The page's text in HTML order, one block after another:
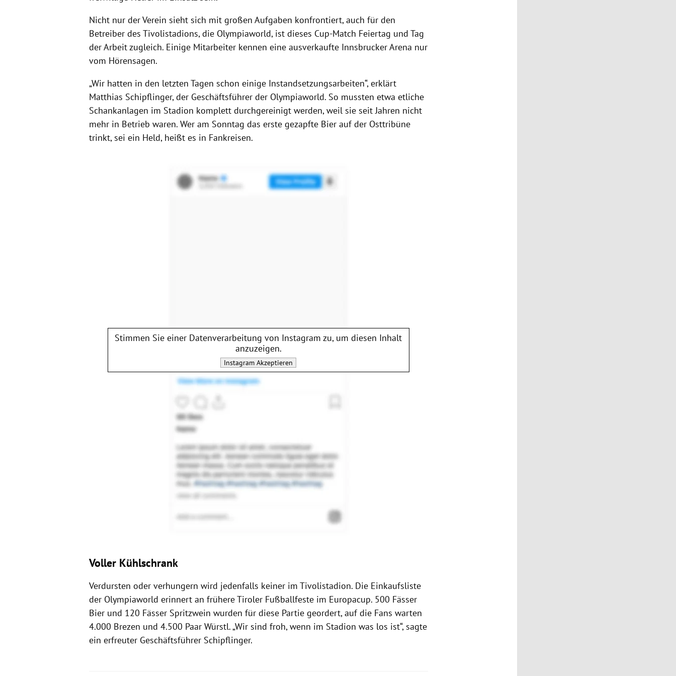
Nicht nur der Verein sieht sich mit großen Aufgaben konfrontiert, auch für den
Betreiber des Tivolistadions, die Olympiaworld, ist dieses Cup-Match Feiertag und Tag
der Arbeit zugleich. Einige Mitarbeiter kennen eine ausverkaufte Innsbrucker Arena nur
vom Hörensagen.
„Wir hatten in den letzten Tagen schon einige Instandsetzungsarbeiten“, erklärt
Matthias Schipflinger, der Geschäftsführer der Olympiaworld. So mussten etwa etliche
Schankanlagen im Stadion komplett durchgereinigt werden, weil sie seit Jahren nicht
mehr in Betrieb waren. Wer am Sonntag das erste gezapfte Bier auf der Osttribüne
trinkt, sei ein Held, heißt es in Fankreisen.
Stimmen Sie einer Datenverarbeitung von Instagram zu, um diesen Inhalt
anzuzeigen.
Instagram Akzeptieren
Voller Kühlschrank
Verdursten oder verhungern wird jedenfalls keiner im Tivolistadion. Die Einkaufsliste
der Olympiaworld erinnert an frühere Tiroler Fußballfeste im Europacup. 500 Fässer
Bier und 120 Fässer Spritzwein wurden für diese Partie geordert, auf die Fans warten
4.000 Brezen und 4.500 Paar Würstl. „Wir sind froh, wenn im Stadion was los ist“, sagte
ein erfreuter Geschäftsführer Schipflinger.